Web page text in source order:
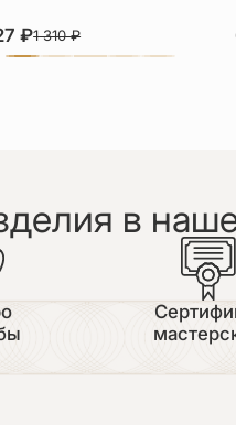
₽1 310₽
в